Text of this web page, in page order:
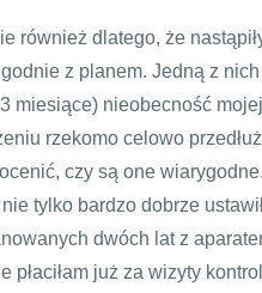
również dlatego, że
z planem. Jedną z
miesiące) nieobecność
rzekomo celowo
czy są one
tylko bardzo dobrze
dwóch lat z
już za wizyty